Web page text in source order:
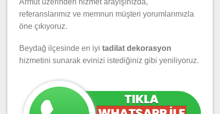
referanslarımız ve memnun müşteri yorumlarımızla
öne çıkıyoruz.
Beydağ ilçesinde en iyi tadilat dekorasyon
hizmetini sunarak evinizi istediğiniz gibi yeniliyoruz.